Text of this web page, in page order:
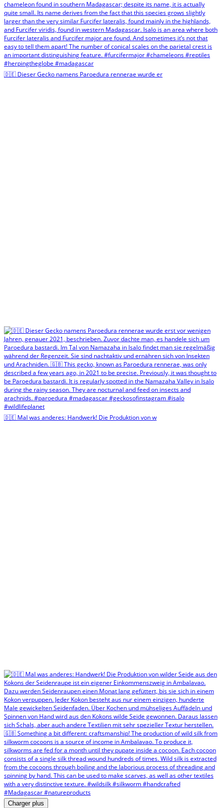
🇩🇪 Dieser Gecko namens Paroedura rennerae wurde er
🇩🇪 Mal was anderes: Handwerk! Die Produktion von w
Charger plus